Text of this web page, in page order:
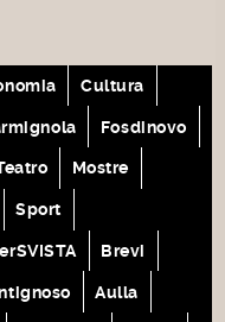
Cultura
Fosdinovo
Mostre
Sport
Brevi
Aulla